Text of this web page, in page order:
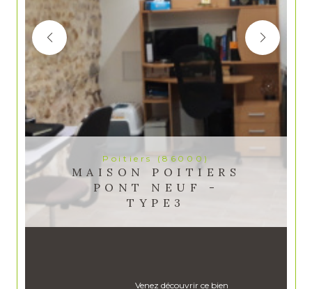
Poitiers (86000)
MAISON POITIERS
PONT NEUF -
TYPE3